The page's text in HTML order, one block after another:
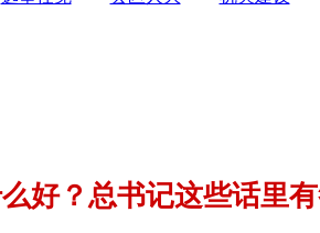
好？总书记这些话里